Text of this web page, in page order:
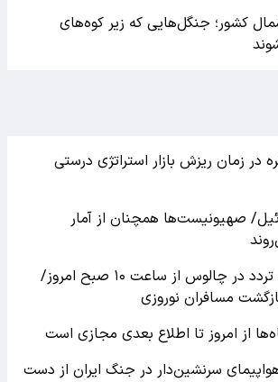
کشور؛ جنگل‌هایی که زیر کوه‌های
در زمان ریزش بازار استراتژی درستی
صهیونیست‌ها همچنان از آمار
اعمال محدودیت تردد در چالوس از ساعت ۱۰ صبح امروز/
مسافران نوروزی
از امروز تا اطلاع بعدی مجازی است
دستکم 7 هواپیمای سرنشین‌دار در جنگ ایران از دست